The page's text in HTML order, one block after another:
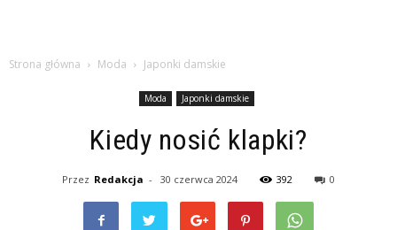
Strona główna Moda Japonki damskie
Moda Japonki damskie
Kiedy nosić klapki?
Przez Redakcja - 30 czerwca 2024 392 0